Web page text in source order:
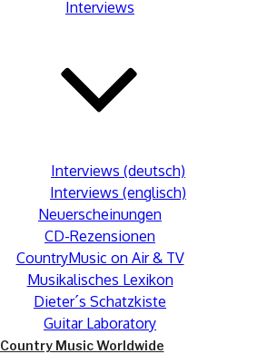
Interviews
Interviews (deutsch)
Interviews (englisch)
Neuerscheinungen
CD-Rezensionen
CountryMusic on Air & TV
Musikalisches Lexikon
Dieter´s Schatzkiste
Guitar Laboratory
Country Music Worldwide